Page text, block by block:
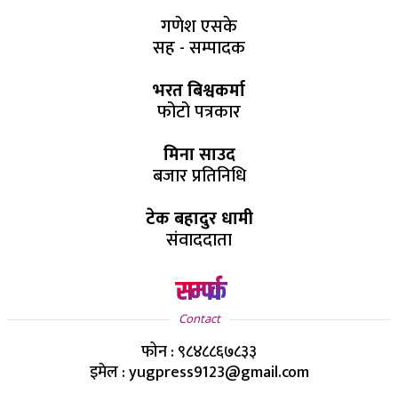
गणेश एसके
सह - सम्पादक
भरत बिश्वकर्मा
फोटो पत्रकार
मिना साउद
बजार प्रतिनिधि
टेक बहादुर धामी
संवाददाता
सम्पर्क
Contact
फोन : ९८४८८६७८३३
इमेल : yugpress9123@gmail.com